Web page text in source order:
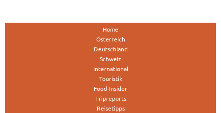
Home
Österreich
Deutschland
Schweiz
International
Touristik
Food-Insider
Tripreports
Reisetipps